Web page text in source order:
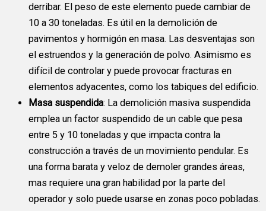
derribar. El peso de este elemento puede cambiar de
10 a 30 toneladas. Es útil en la demolición de
pavimentos y hormigón en masa. Las desventajas son
el estruendos y la generación de polvo. Asimismo es
difícil de controlar y puede provocar fracturas en
elementos adyacentes, como los tabiques del edificio.
Masa suspendida: La demolición masiva suspendida
emplea un factor suspendido de un cable que pesa
entre 5 y 10 toneladas y que impacta contra la
construcción a través de un movimiento pendular. Es
una forma barata y veloz de demoler grandes áreas,
mas requiere una gran habilidad por la parte del
operador y solo puede usarse en zonas poco pobladas.